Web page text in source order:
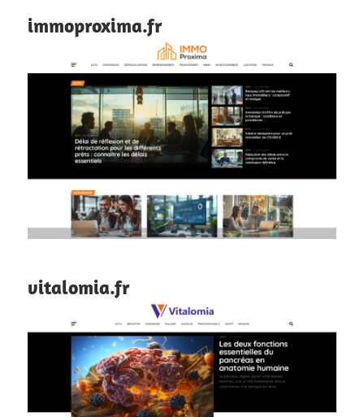
immoproxima.fr
vitalomia.fr